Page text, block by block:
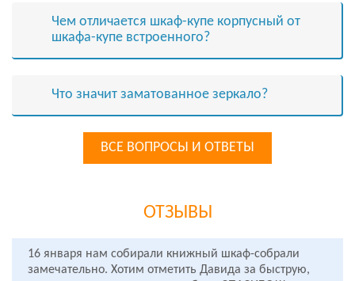
Чем отличается шкаф-купе корпусный от
шкафа-купе встроенного?
Что значит заматованное зеркало?
ВСЕ ВОПРОСЫ И ОТВЕТЫ
ОТЗЫВЫ
16 января нам собирали книжный шкаф-собрали
замечательно. Хотим отметить Давида за быструю,